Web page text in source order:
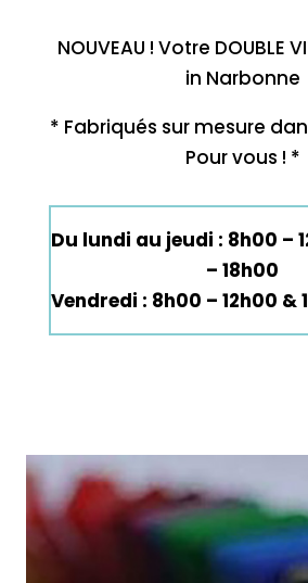
NOUVEAU ! Votre DOUBLE
in Narbonne
* Fabriqués sur mesure
Pour vous ! *
Du lundi au jeudi : 8h00 –
– 18h00
Vendredi : 8h00 – 12h00 &